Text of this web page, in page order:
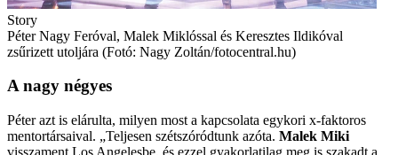
Story
Péter Nagy Feróval, Malek Miklóssal és Keresztes Ildikóval
zsűrizett utoljára (Fotó: Nagy Zoltán/fotocentral.hu)
A nagy négyes
Péter azt is elárulta, milyen most a kapcsolata egykori x-faktoros
mentortársaival. „Teljesen szétszóródtunk azóta. Malek Miki